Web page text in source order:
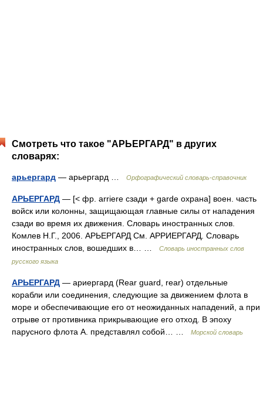
Смотреть что такое "АРЬЕРГАРД" в других
словарях:
арьергард — арьергард … Орфографический словарь-справочник
АРЬЕРГАРД — [< фр. arriere сзади + garde охрана] воен. часть
войск или колонны, защищающая главные силы от нападения
сзади во время их движения. Словарь иностранных слов.
Комлев Н.Г., 2006. АРЬЕРГАРД См. АРРИЕРГАРД. Словарь
иностранных слов, вошедших в… …
Словарь иностранных слов
русского языка
АРЬЕРГАРД — ариергард (Rear guard, rear) отдельные
корабли или соединения, следующие за движением флота в
море и обеспечивающие его от неожиданных нападений, а при
отрыве от противника прикрывающие его отход. В эпоху
парусного флота А. представлял собой… …
Морской словарь